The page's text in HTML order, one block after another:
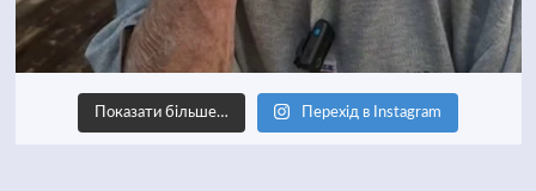
Показати більше… Перехід в Instagram